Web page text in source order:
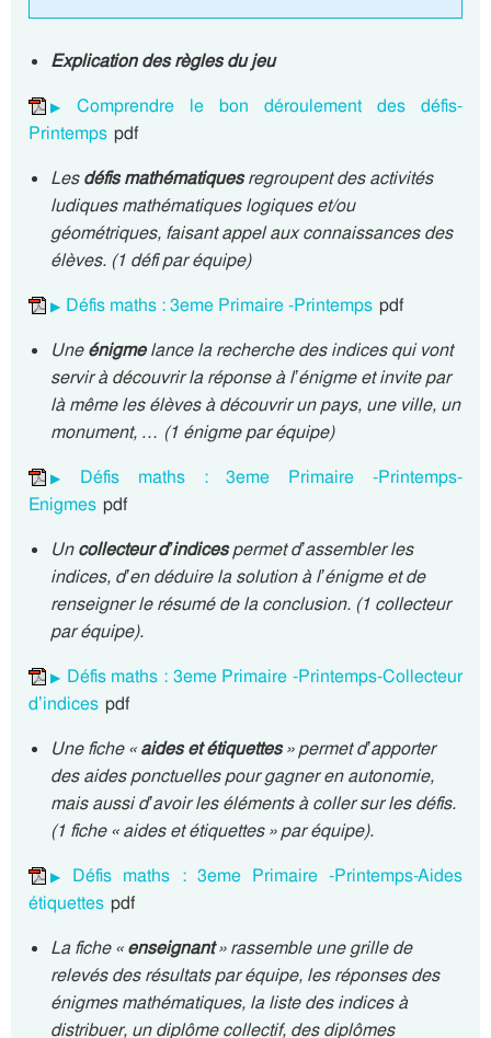
Explication des règles du jeu
Comprendre le bon déroulement des défis-
Printemps pdf
Lesdéfis mathématiquesregroupent des activités
ludiques mathématiques logiques et/ou
géométriques, faisant appel aux connaissances des
élèves. (1 défi par équipe)
Défis maths : 3eme Primaire -Printemps pdf
Uneénigmelance la recherche des indices qui vont
servir à découvrir la réponse à l’énigme et invite par
là même les élèves à découvrir un pays, une ville, un
monument, … (1 énigme par équipe)
Défis maths : 3eme Primaire -Printemps-
Enigmes pdf
Uncollecteur d’indicespermet d’assembler les
indices, d’en déduire la solution à l’énigme et de
renseigner le résumé de la conclusion. (1 collecteur
par équipe).
Défis maths : 3eme Primaire -Printemps-Collecteur
d’indices pdf
Une fiche «aides et étiquettes» permet d’apporter
des aides ponctuelles pour gagner en autonomie,
mais aussi d’avoir les éléments à coller sur les défis.
(1 fiche « aides et étiquettes » par équipe).
Défis maths : 3eme Primaire -Printemps-Aides
étiquettes pdf
La fiche «enseignant» rassemble une grille de
relevés des résultats par équipe, les réponses des
énigmes mathématiques, la liste des indices à
distribuer, un diplôme collectif, des diplômes